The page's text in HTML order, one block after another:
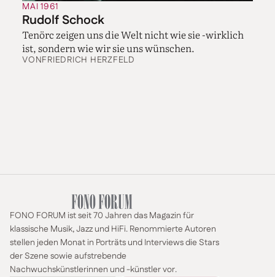
MAI 1961
Rudolf Schock
Tenörc zeigen uns die Welt nicht wie sie -wirklich
ist, sondern wie wir sie uns wünschen.
VONFRIEDRICH HERZFELD
FONO FORUM ist seit 70 Jahren das Magazin für
klassische Musik, Jazz und HiFi. Renommierte Autoren
stellen jeden Monat in Porträts und Interviews die Stars
der Szene sowie aufstrebende
Nachwuchskünstlerinnen und -künstler vor.